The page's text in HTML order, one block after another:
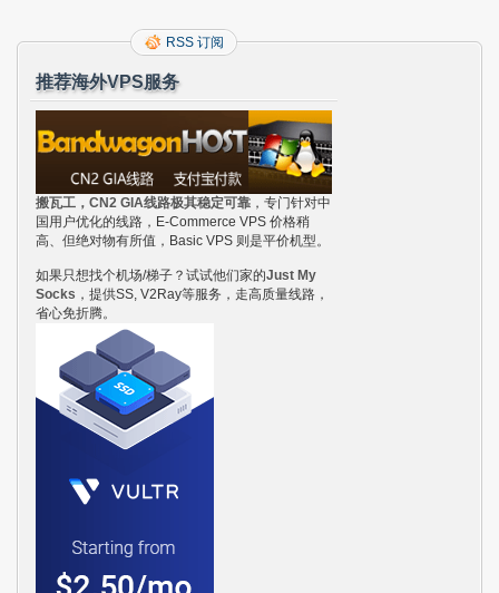
RSS 订阅
推荐海外VPS服务
搬瓦工，CN2 GIA线路极其稳定可靠 ，专门针对中
国用户优化的线路，E-Commerce VPS 价格稍
高、但绝对物有所值，Basic VPS 则是平价机型。
如果只想找个机场/梯子？试试他们家的Just My
Socks ，提供SS, V2Ray等服务，走高质量线路，
省心免折腾。